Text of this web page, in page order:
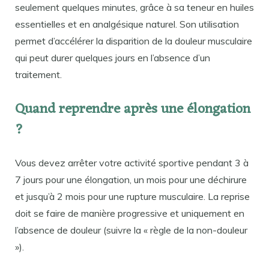
seulement quelques minutes, grâce à sa teneur en huiles
essentielles et en analgésique naturel. Son utilisation
permet d’accélérer la disparition de la douleur musculaire
qui peut durer quelques jours en l’absence d’un
traitement.
Quand reprendre après une élongation
?
Vous devez arrêter votre activité sportive pendant 3 à
7 jours pour une élongation, un mois pour une déchirure
et jusqu’à 2 mois pour une rupture musculaire. La reprise
doit se faire de manière progressive et uniquement en
l’absence de douleur (suivre la « règle de la non-douleur
»).